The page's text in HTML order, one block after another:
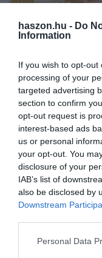
haszon.hu - Do
Information
If you wish to opt-
processing of your
targeted advertising
section to confirm
opt-out request is
interest-based ads
us or personal
your opt-out. You
disclosure of your
IAB’s list of
also be disclosed by
Downstream
Please note that this
Personal Data
INNOVÁCIÓ
Van hová
Nem a feldogozott
élelemiszerexportban.
százaléka az Európai
lehetőségek rejlenek.